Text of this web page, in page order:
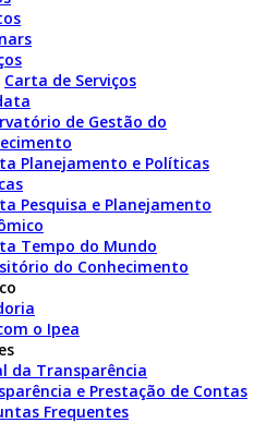
Carta de Serviços
de Gestão do
Planejamento e Políticas
Pesquisa e Planejamento
Tempo do Mundo
do Conhecimento
o Ipea
da Transparência
e Prestação de Contas
Frequentes